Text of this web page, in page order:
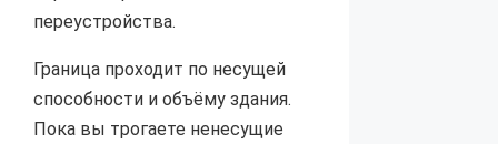
переустройства.
Граница проходит по несущей
способности и объёму здания.
Пока вы трогаете ненесущие